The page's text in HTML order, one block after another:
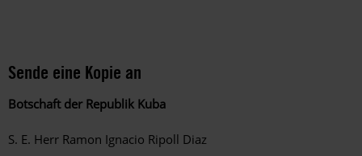
Sende eine Kopie an
Botschaft der Republik Kuba
S. E. Herr Ramon Ignacio Ripoll Diaz